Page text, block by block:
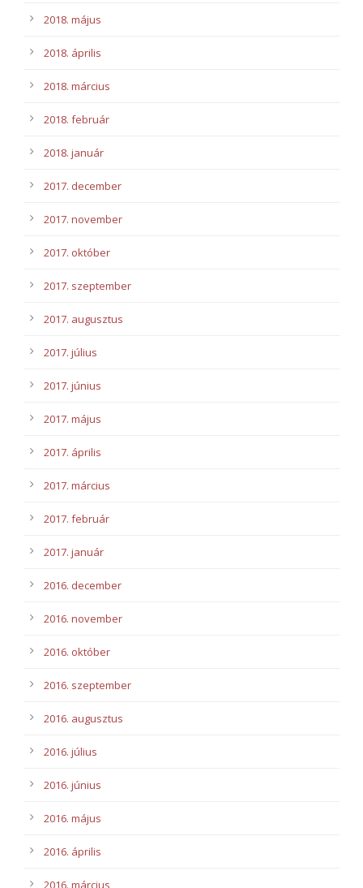
2018. május
2018. április
2018. március
2018. február
2018. január
2017. december
2017. november
2017. október
2017. szeptember
2017. augusztus
2017. július
2017. június
2017. május
2017. április
2017. március
2017. február
2017. január
2016. december
2016. november
2016. október
2016. szeptember
2016. augusztus
2016. július
2016. június
2016. május
2016. április
2016. március